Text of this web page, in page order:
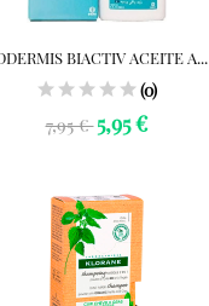
BIACTIV ACEITE A...
(0)
7,95 €5,95 €